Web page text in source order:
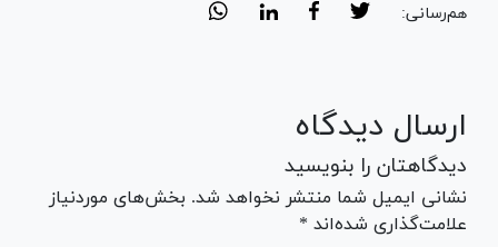
هم‌رسانی:
ارسال دیدگاه
دیدگاهتان را بنویسید
نشانی ایمیل شما منتشر نخواهد شد. بخش‌های موردنیاز
علامت‌گذاری شده‌اند *